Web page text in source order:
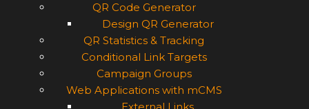
QR Code Generator
Design QR Generator
QR Statistics & Tracking
Conditional Link Targets
Campaign Groups
Web Applications with mCMS